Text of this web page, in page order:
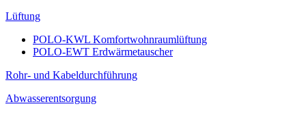
Lüftung
POLO-KWL Komfortwohnraumlüftung
POLO-EWT Erdwärmetauscher
Rohr- und Kabeldurchführung
Abwasserentsorgung